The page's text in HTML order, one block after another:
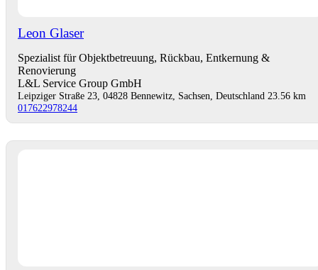
Leon Glaser
Spezialist für Objektbetreuung, Rückbau, Entkernung &
Renovierung
L&L Service Group GmbH
Leipziger Straße 23, 04828 Bennewitz, Sachsen, Deutschland 23.56 km
017622978244